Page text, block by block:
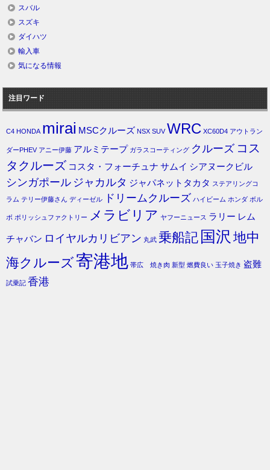
スバル
スズキ
ダイハツ
輸入車
気になる情報
注目ワード
C4 HONDA mirai MSCクルーズ NSX SUV WRC XC60D4 アウトラン
ダーPHEV アニー伊藤 アルミテープ ガラスコーティング クルーズ コス
タクルーズ コスタ・フォーチュナ サムイ シアヌークビル
シンガポール ジャカルタ ジャパネットタカタ ステアリングコ
ラム テリー伊藤さん ディーゼル ドリームクルーズ ハイビーム ホンダ ボル
ボ ポリッシュファクトリー メラビリア ヤフーニュース ラリー レム
チャバン ロイヤルカリビアン 丸武 乗船記 国沢 地中
海クルーズ寄港地 帯広 焼き肉 新型 燃費良い 玉子焼き 盗難
試乗記 香港